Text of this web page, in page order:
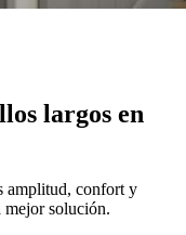
largos en
amplitud, confort y
mejor solución.